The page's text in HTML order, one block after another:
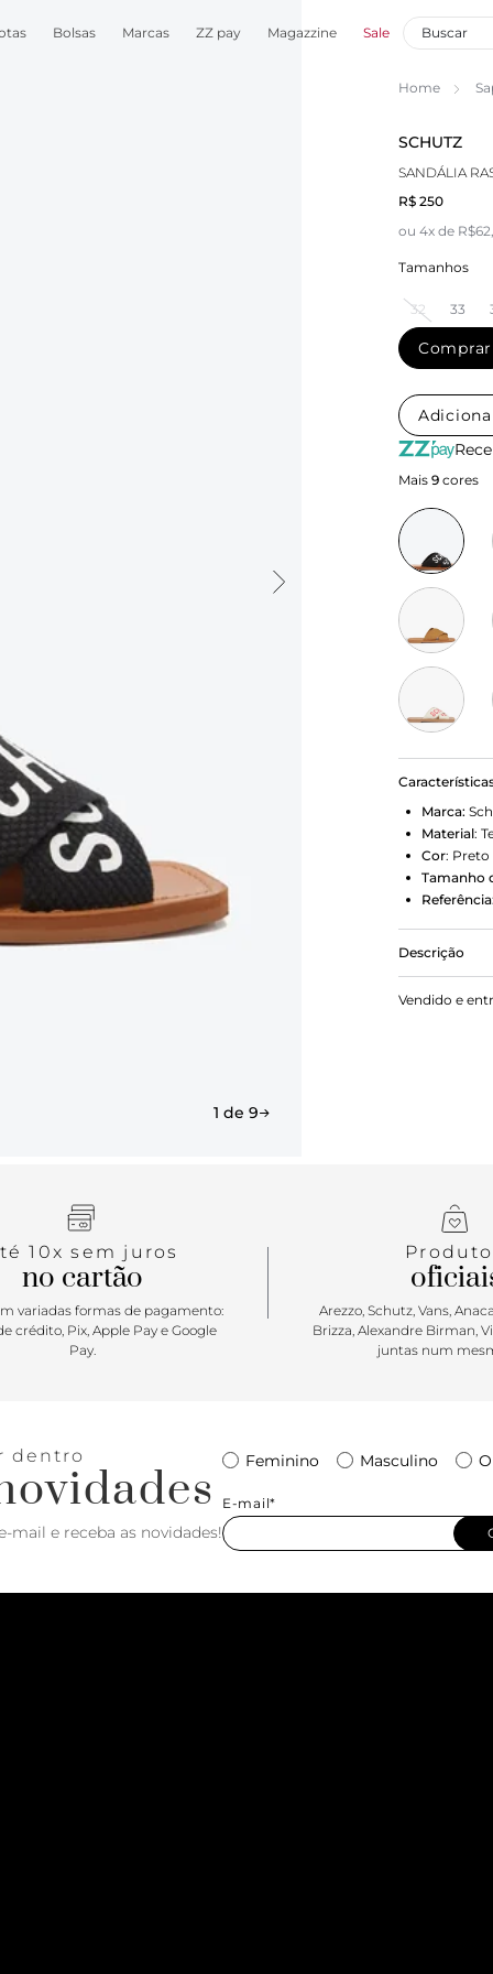
Bolsas Marcas ZZ pay Magazzine Sale
1 de 9
Home
SCHUTZ
SANDÁLIA
R$ 250
ou 4x de
Tamanhos
32 33
Comprar
Mais 9 cores
Marca:
Material:
Cor: Preto
Tamanho
Descrição
As grossas
a
Vendido e
10x sem juros
no cartão
variadas formas de pagamento:
crédito, Pix, Apple Pay e Google
Pay.
Arezzo, Schutz, Vans,
Brizza, Alexandre Birman,
juntas num
dentro
mail e receba as novidades!
Feminino Masculino
E-mail*